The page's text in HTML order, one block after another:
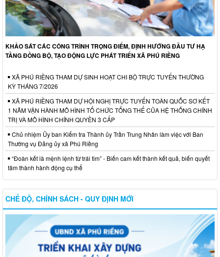
KHẢO SÁT CÁC CÔNG TRÌNH TRỌNG ĐIỂM, ĐỊNH HƯỚNG ĐẦU TƯ HẠ
TẦNG ĐỒNG BỘ, TẠO ĐỘNG LỰC PHÁT TRIỂN XÃ PHÚ RIỀNG
XÃ PHÚ RIỀNG THAM DỰ SINH HOẠT CHI BỘ TRỰC TUYẾN THƯỜNG
KỲ THÁNG 7/2026
XÃ PHÚ RIỀNG THAM DỰ HỘI NGHỊ TRỰC TUYẾN TOÀN QUỐC SƠ KẾT
1 NĂM VẬN HÀNH MÔ HÌNH TỔ CHỨC TỔNG THỂ CỦA HỆ THỐNG CHÍNH
TRỊ VÀ MÔ HÌNH CHÍNH QUYỀN 3 CẤP
Chủ nhiệm Ủy ban Kiểm tra Thành ủy Trần Trung Nhân làm việc với Ban
Thường vụ Đảng ủy xã Phú Riềng
“Đoàn kết là mệnh lệnh từ trái tim” - Biến cam kết thành kết quả, biến quyết
tâm thành hành động cụ thể
CHẾ ĐỘ, CHÍNH SÁCH - QUY ĐỊNH MỚI